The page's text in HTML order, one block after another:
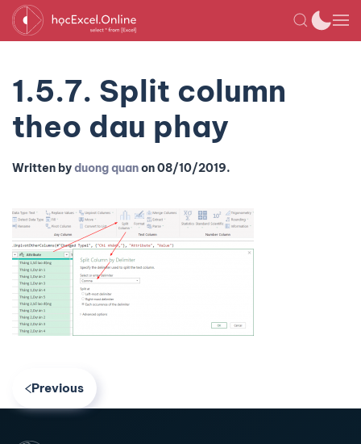
1.5.7. Split column
theo dau phay
Written byduong quanon08/10/2019.
Previous